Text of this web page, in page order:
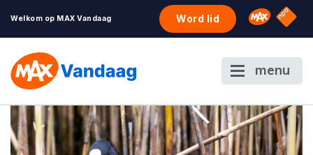
Welkom op MAX Vandaag Word lid Omroep
NPO
menu